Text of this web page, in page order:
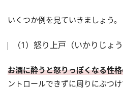
いくつか例を見ていきましょう。
（1）怒り上戸（いかりじょう
お酒に酔うと怒りっぽくなる性
ントロールできずに周りにぶつ